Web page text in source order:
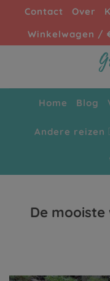
inhoud
Contact Over
Winkelwagen /
Home Blog
Andere reizen
De